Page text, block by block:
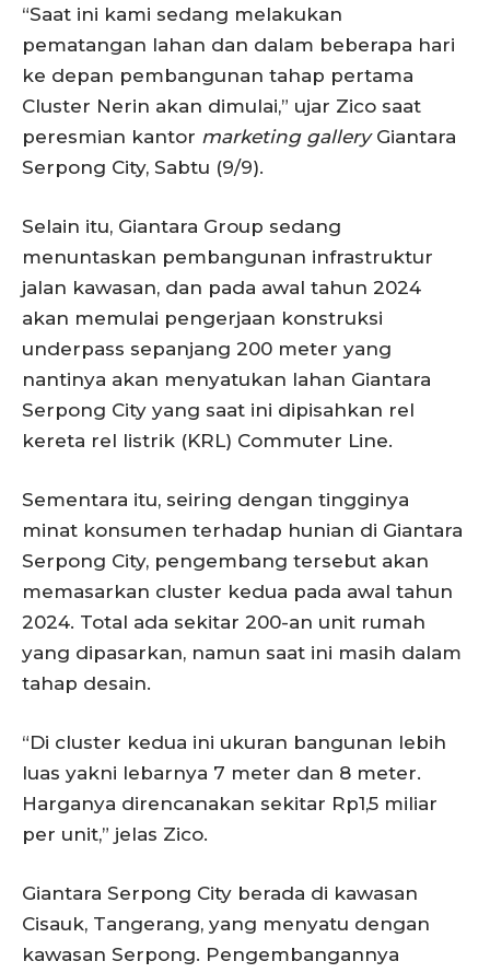
“Saat ini kami sedang melakukan
pematangan lahan dan dalam beberapa hari
ke depan pembangunan tahap pertama
Cluster Nerin akan dimulai,” ujar Zico saat
peresmian kantor marketing galleryGiantara
Serpong City, Sabtu (9/9).
Selain itu, Giantara Group sedang
menuntaskan pembangunan infrastruktur
jalan kawasan, dan pada awal tahun 2024
akan memulai pengerjaan konstruksi
underpass sepanjang 200 meter yang
nantinya akan menyatukan lahan Giantara
Serpong City yang saat ini dipisahkan rel
kereta rel listrik (KRL) Commuter Line.
Sementara itu, seiring dengan tingginya
minat konsumen terhadap hunian di Giantara
Serpong City, pengembang tersebut akan
memasarkan cluster kedua pada awal tahun
2024. Total ada sekitar 200-an unit rumah
yang dipasarkan, namun saat ini masih dalam
tahap desain.
“Di cluster kedua ini ukuran bangunan lebih
luas yakni lebarnya 7 meter dan 8 meter.
Harganya direncanakan sekitar Rp1,5 miliar
per unit,” jelas Zico.
Giantara Serpong City berada di kawasan
Cisauk, Tangerang, yang menyatu dengan
kawasan Serpong. Pengembangannya